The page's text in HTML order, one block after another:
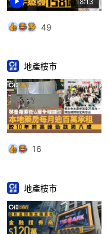
49
地產樓市
16
地產樓市